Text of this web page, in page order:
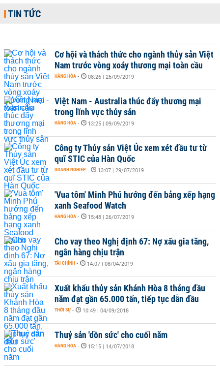
TIN TỨC
Cơ hội và thách thức cho ngành thủy sản Việt
Nam trước vòng xoáy thương mại toàn cầu
HÀNG HÓA - 08:26 | 26/09/2019
Việt Nam - Australia thúc đẩy thương mại
trong lĩnh vực thủy sản
HÀNG HÓA - 13:25 | 09/09/2019
Công ty Thủy sản Việt Úc xem xét đầu tư từ
quĩ STIC của Hàn Quốc
DOANH NGHIỆP - 13:07 | 29/07/2019
'Vua tôm' Minh Phú hướng đến bảng xếp hạng
xanh Seafood Watch
HÀNG HÓA - 15:48 | 26/07/2019
Cho vay theo Nghị định 67: Nợ xấu gia tăng,
ngân hàng chịu trận
TÀI CHÍNH - 14:07 | 08/04/2019
Xuất khẩu thủy sản Khánh Hòa 8 tháng đầu
năm đạt gần 65.000 tấn, tiếp tục dẫn đầu
THỜI SỰ - 10:49 | 04/09/2018
Thuỷ sản 'dồn sức' cho cuối năm
HÀNG HÓA - 15:15 | 14/07/2018